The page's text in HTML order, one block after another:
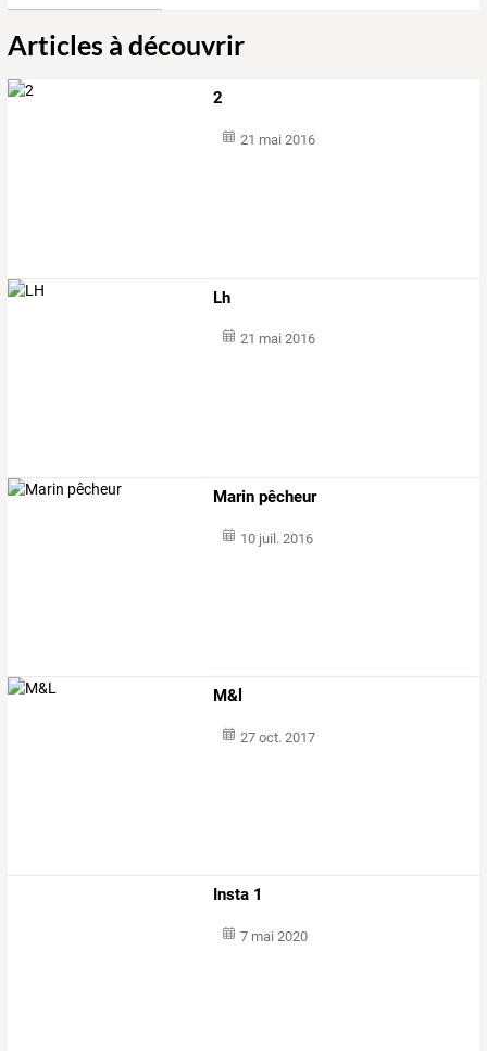
Articles à découvrir
2
21 mai 2016
Lh
21 mai 2016
Marin pêcheur
10 juil. 2016
M&l
27 oct. 2017
Insta 1
7 mai 2020